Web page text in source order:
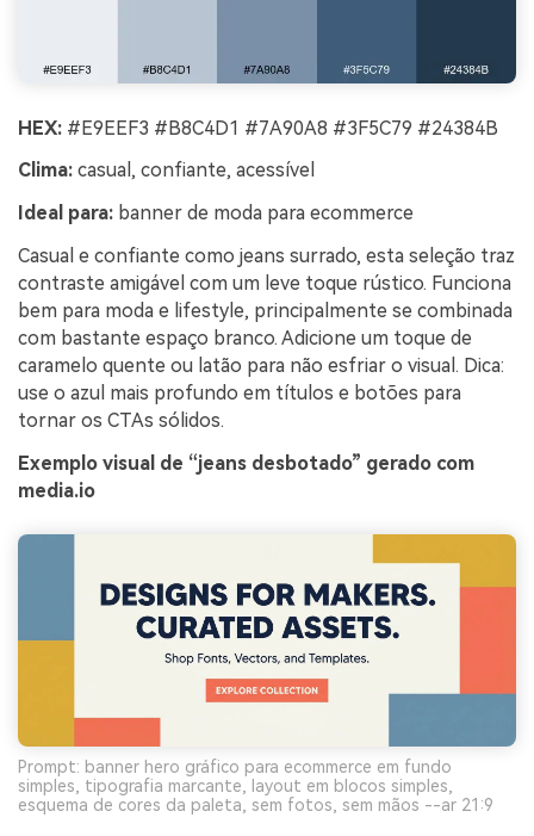
HEX: #E9EEF3 #B8C4D1 #7A90A8 #3F5C79 #24384B
Clima: casual, confiante, acessível
Ideal para: banner de moda para ecommerce
Casual e confiante como jeans surrado, esta seleção traz
contraste amigável com um leve toque rústico. Funciona
bem para moda e lifestyle, principalmente se combinada
com bastante espaço branco. Adicione um toque de
caramelo quente ou latão para não esfriar o visual. Dica:
use o azul mais profundo em títulos e botões para
tornar os CTAs sólidos.
Exemplo visual de “jeans desbotado” gerado com
media.io
Prompt: banner hero gráfico para ecommerce em fundo
simples, tipografia marcante, layout em blocos simples,
esquema de cores da paleta, sem fotos, sem mãos --ar 21:9
Crie imagens com
IA sem limites.